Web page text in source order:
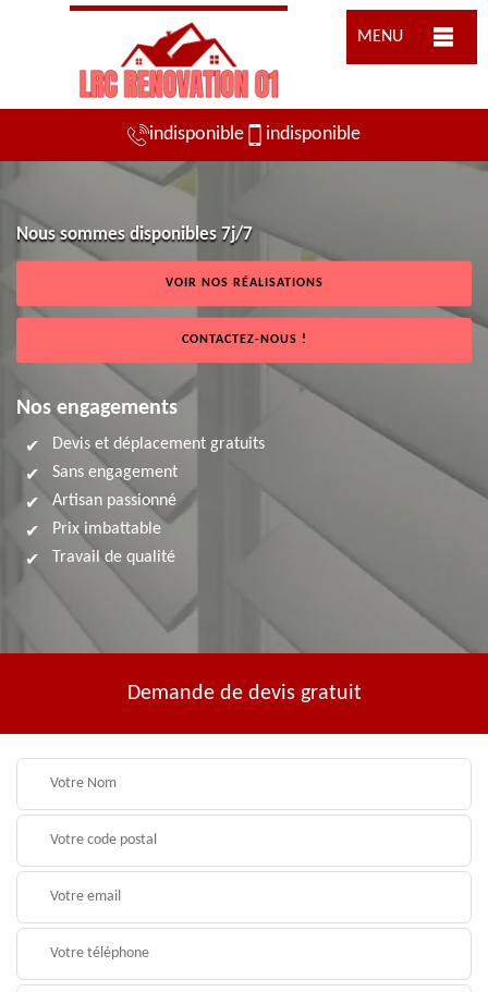
MENU
indisponible indisponible
Nous sommes disponibles 7j/7
VOIR NOS RÉALISATIONS
CONTACTEZ-NOUS !
Nos engagements
Devis et déplacement gratuits
Sans engagement
Artisan passionné
Prix imbattable
Travail de qualité
Demande de devis gratuit